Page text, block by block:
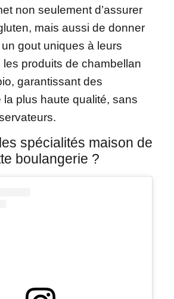
non seulement d’assurer
mais aussi de donner
gout uniques à leurs
les produits de chambellan
garantissant des
la plus haute qualité, sans
spécialités maison de
boulangerie ?